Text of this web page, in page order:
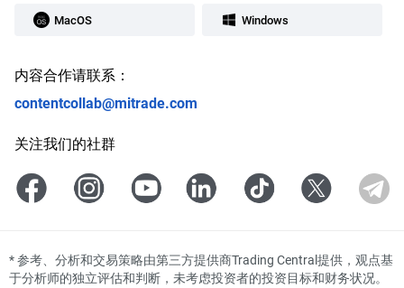
MacOS Windows
内容合作请联系：
contentcollab@mitrade.com
关注我们的社群
*参考、分析和交易策略由第三方提供商Trading Central提供，观点基
于分析师的独立评估和判断，未考虑投资者的投资目标和财务状况。